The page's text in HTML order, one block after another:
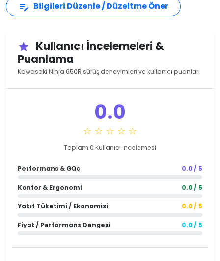
edit_note Bilgileri Düzenle / Düzeltme Öner
star
Kullanıcı İncelemeleri &
Puanlama
Kawasaki Ninja 650R sürüş deneyimleri ve kullanıcı puanları
0.0
☆ ☆ ☆ ☆ ☆
Toplam 0 Kullanıcı İncelemesi
Performans & Güç 0.0 / 5
Konfor & Ergonomi 0.0 / 5
Yakıt Tüketimi / Ekonomisi 0.0 / 5
Fiyat / Performans Dengesi 0.0 / 5